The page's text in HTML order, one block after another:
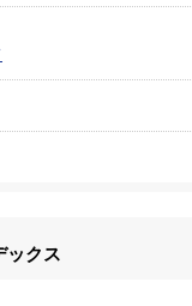
ックス